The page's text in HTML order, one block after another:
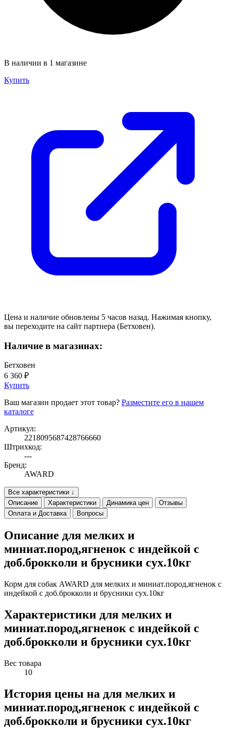
В наличии в 1 магазине
Купить
Цена и наличие обновлены 5 часов назад. Нажимая кнопку,
вы переходите на сайт партнера (Бетховен).
Наличие в магазинах:
Бетховен
6 360 ₽
Купить
Ваш магазин продает этот товар? Разместите его в нашем
каталоге
Артикул:
2218095687428766660
Штрихкод:
---
Бренд:
AWARD
Все характеристики ↓
Описание
Характеристики Динамика цен
Отзывы
Оплата и Доставка
Вопросы
Описание для мелких и
миниат.пород,ягненок с индейкой с
доб.брокколи и брусники сух.10кг
Корм для собак AWARD для мелких и миниат.пород,ягненок с
индейкой с доб.брокколи и брусники сух.10кг
Характеристики для мелких и
миниат.пород,ягненок с индейкой с
доб.брокколи и брусники сух.10кг
Вес товара
10
История цены на для мелких и
миниат.пород,ягненок с индейкой с
доб.брокколи и брусники сух.10кг